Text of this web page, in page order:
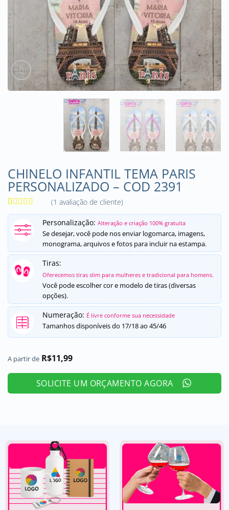
CHINELO INFANTIL TEMA PARIS
PERSONALIZADO – COD 2391
Avaliado
como
5, com
baseado em
1
avaliação de
cliente
(1 avaliação de cliente)
Personalização: Alteração e criação 100% gratuita
Se desejar, você pode nos enviar logomarca, imagens,
monograma, arquivos e fotos para incluir na estampa.
Tiras:
Oferecemos tiras slim para mulheres e tradicional para homens.
Você pode escolher cor e modelo de tiras (diversas
opções).
Numeração: É livre conforme sua necessidade
Tamanhos disponíveis do 17/18 ao 45/46
A partir de R$11,99
SOLICITE UM ORÇAMENTO AGORA